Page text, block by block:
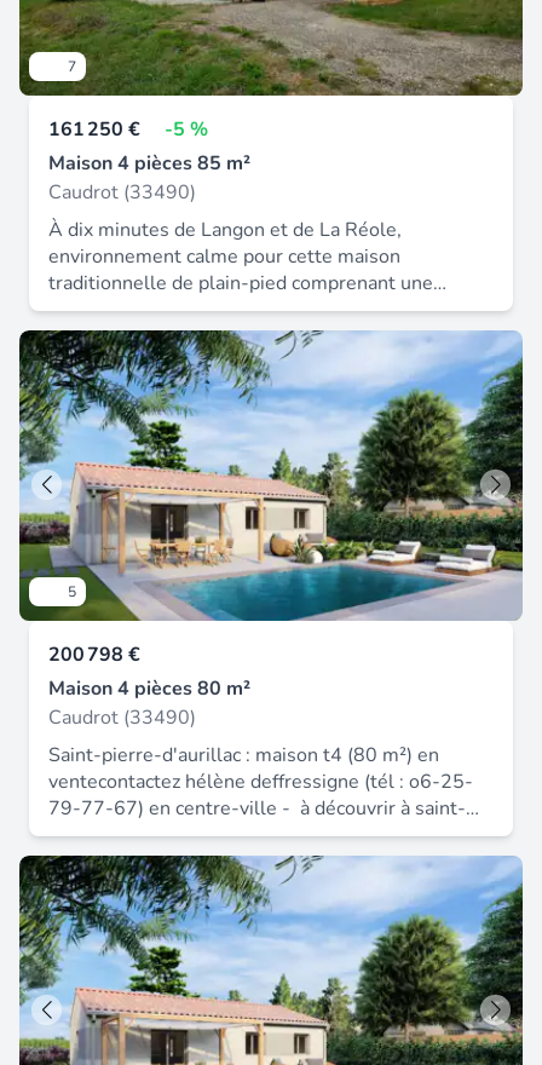
7
161 250 €
-5 %
Maison 4 pièces 85 m²
Caudrot (33490)
À dix minutes de Langon et de La Réole,
environnement calme pour cette maison
traditionnelle de plain-pied comprenant une
cuisine aménagée, un salon-séjour, trois
chambres et une salle d'eau. Un garage et un
terrain arboré et clôturé d'environ 895 m²
complètent ce bien idéal pour un premier achat ou
pour un investissement locatif. Honoraires inclus
dans le prix : 7.5%.
5
200 798 €
Maison 4 pièces 80 m²
Caudrot (33490)
Saint-pierre-d'aurillac : maison t4 (80 m²) en
ventecontactez hélène deffressigne (tél : o6-25-
79-77-67) en centre-ville - à découvrir à saint-
pierre-d'aurillac (33490) : maison neuve 4 pièces
à vendre, 80 m² et 950 m² de terrain. Elle offre
trois chambres, une cuisine et une salle de bains.
À proximité : gare (saint-pierre-d'aurillac), écoles,
crèche, bibliothèque, tennis, supérette et bureau
de poste. Autoroute a62 accessible à 5 km. Le
prix de vente de cette maison de 4 pièces est de
200 798 €.Contactez hélène deffressigne (tél :
o6-25-79-77-67) pour toute information sur la